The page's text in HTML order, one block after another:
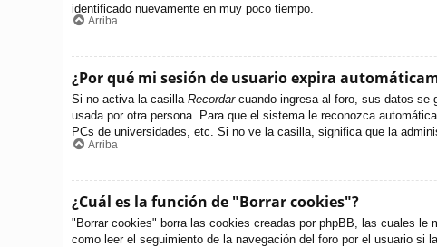
identificado nuevamente en muy poco tiempo.
Arriba
¿Por qué mi sesión de usuario expira
Si no activa la casilla Recordarcuando ingresa al foro, sus datos se
usada por otra persona. Para que el sistema le reconozca
PCs de universidades, etc. Si no ve la casilla, significa que la
Arriba
¿Cuál es la función de "Borrar cookies"?
"Borrar cookies" borra las cookies creadas por phpBB, las cuales
como leer el seguimiento de la navegación del foro por el usuario si